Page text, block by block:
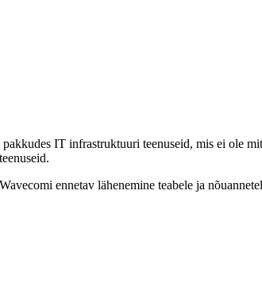
IT infrastruktuuri teenuseid, mis ei ole
ennetav lähenemine teabele ja